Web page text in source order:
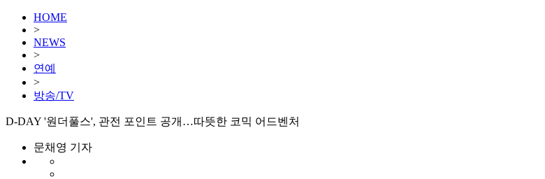
HOME
>
NEWS
>
연예
>
방송/TV
D-DAY '원더풀스', 관전 포인트 공개…따뜻한 코믹 어드벤처
문채영 기자